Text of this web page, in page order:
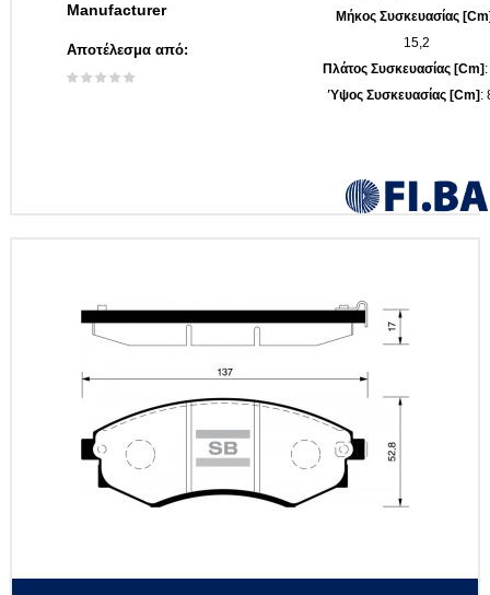
Manufacturer
Αποτέλεσμα από:
Μήκος Συσκευασίας
15,2
Πλάτος Συσκευασίας [cm]
Ύψος Συσκευασίας [cm] :